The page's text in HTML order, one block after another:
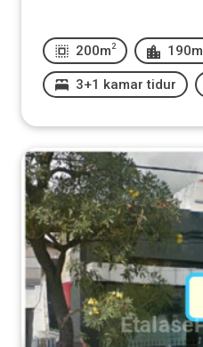
200m 2 190m
3+1 kamar tidur